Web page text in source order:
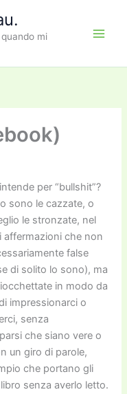
mi
per “bullshit”?
sono le cazzate, o
le stronzate, nel
affermazioni che non
false
di solito lo sono), ma
in modo da
impressionarci o
senza
che siano vere o
un giro di parole,
che portano gli
senza averlo letto.